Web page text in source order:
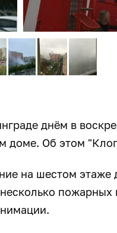
днём в
доме. Об этом
на шестом